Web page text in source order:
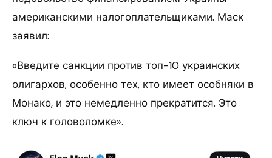
американскими налогоплательщиками. Маск
заявил:
«Введите санкции против топ-10 украинских
олигархов, особенно тех, кто имеет особняки в
Монако, и это немедленно прекратится. Это
ключ к головоломке».